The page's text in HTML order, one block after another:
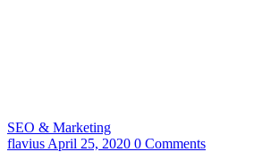
SEO & Marketing
flavius April 25, 2020 0 Comments